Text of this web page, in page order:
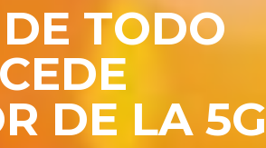
TODO
DE LA 5G